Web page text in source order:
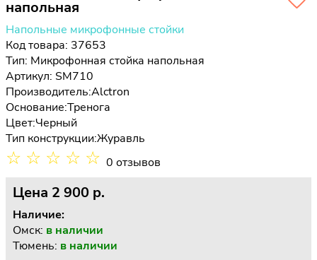
напольная
Напольные микрофонные стойки
Код товара: 37653
Тип: Микрофонная стойка напольная
Артикул: SM710
Производитель:Alctron
Основание:Тренога
Цвет:Черный
Тип конструкции:Журавль
☆ ☆ ☆ ☆ ☆ 0 отзывов
Цена 2 900 p.
Наличие:
Омск: в наличии
Тюмень: в наличии